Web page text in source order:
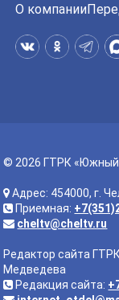
О компании
© 2026 ГТРК «Южный
Адрес: 454000, г.
Приемная:
cheltv@cheltv.ru
Редактор сайта
Медведева
Редакция сайта: